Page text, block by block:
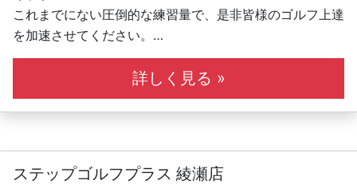
これまでにない圧倒的な練習量で、是非皆様のゴルフ上達
を加速させてください。
また、月2回PGAティーチングプロ資格を持つインストラ
クターによるスポットレッスンも開催しており、定期的な
スイングチェックや日々の練習ドリルの設定等にもご活用
詳しく見る »
ステップゴルフプラス 綾瀬店